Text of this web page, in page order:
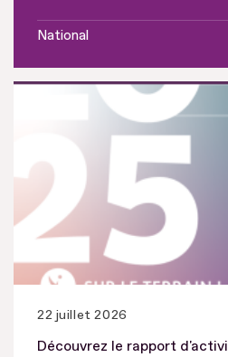
National
22 juillet 2026
Découvrez le rapport